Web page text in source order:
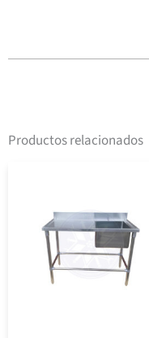
Productos relacionados